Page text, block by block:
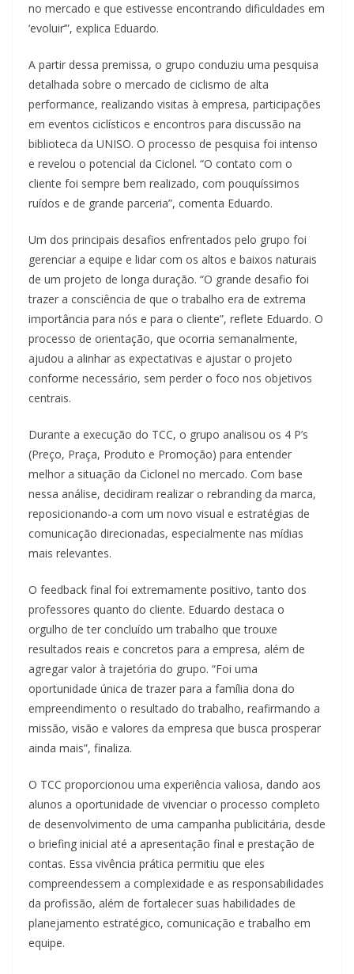
no mercado e que estivesse encontrando dificuldades em
‘evoluir’”, explica Eduardo.
A partir dessa premissa, o grupo conduziu uma pesquisa
detalhada sobre o mercado de ciclismo de alta
performance, realizando visitas à empresa, participações
em eventos ciclísticos e encontros para discussão na
biblioteca da UNISO. O processo de pesquisa foi intenso
e revelou o potencial da Ciclonel. “O contato com o
cliente foi sempre bem realizado, com pouquíssimos
ruídos e de grande parceria”, comenta Eduardo.
Um dos principais desafios enfrentados pelo grupo foi
gerenciar a equipe e lidar com os altos e baixos naturais
de um projeto de longa duração. “O grande desafio foi
trazer a consciência de que o trabalho era de extrema
importância para nós e para o cliente”, reflete Eduardo. O
processo de orientação, que ocorria semanalmente,
ajudou a alinhar as expectativas e ajustar o projeto
conforme necessário, sem perder o foco nos objetivos
centrais.
Durante a execução do TCC, o grupo analisou os 4 P’s
(Preço, Praça, Produto e Promoção) para entender
melhor a situação da Ciclonel no mercado. Com base
nessa análise, decidiram realizar o rebranding da marca,
reposicionando-a com um novo visual e estratégias de
comunicação direcionadas, especialmente nas mídias
mais relevantes.
O feedback final foi extremamente positivo, tanto dos
professores quanto do cliente. Eduardo destaca o
orgulho de ter concluído um trabalho que trouxe
resultados reais e concretos para a empresa, além de
agregar valor à trajetória do grupo. “Foi uma
oportunidade única de trazer para a família dona do
empreendimento o resultado do trabalho, reafirmando a
missão, visão e valores da empresa que busca prosperar
ainda mais”, finaliza.
O TCC proporcionou uma experiência valiosa, dando aos
alunos a oportunidade de vivenciar o processo completo
de desenvolvimento de uma campanha publicitária, desde
o briefing inicial até a apresentação final e prestação de
contas. Essa vivência prática permitiu que eles
compreendessem a complexidade e as responsabilidades
da profissão, além de fortalecer suas habilidades de
planejamento estratégico, comunicação e trabalho em
equipe.